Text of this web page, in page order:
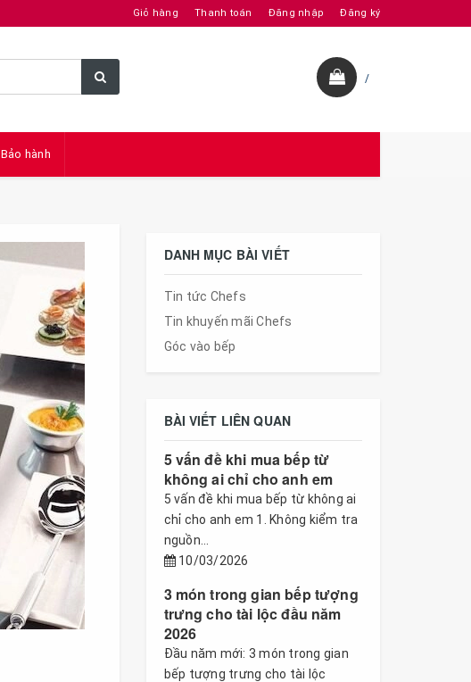
Giỏ hàng Thanh toán Đăng nhập Đăng ký
/
Bảo hành
DANH MỤC BÀI VIẾT
Tin tức Chefs
Tin khuyến mãi Chefs
Góc vào bếp
BÀI VIẾT LIÊN QUAN
5 vấn đề khi mua bếp từ
không ai chỉ cho anh em
5 vấn đề khi mua bếp từ không ai
chỉ cho anh em 1. Không kiểm tra
nguồn...
10/03/2026
3 món trong gian bếp tượng
trưng cho tài lộc đầu năm
2026
Đầu năm mới: 3 món trong gian
bếp tượng trưng cho tài lộc